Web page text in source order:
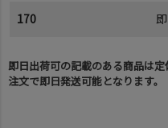
170
即日出荷可の記載のある商品は
注文で即日発送可能となります。